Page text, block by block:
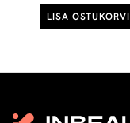
LISA OSTUKORVI